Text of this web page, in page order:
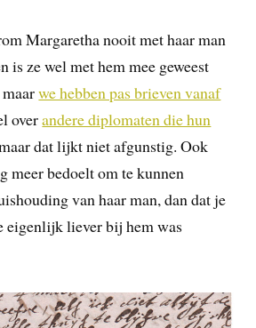
Margaretha nooit met haar man
is ze wel met hem mee geweest
maarwe hebben pas brieven vanaf
overandere diplomaten die hun
dat lijkt niet afgunstig. Ook
meer bedoelt om te kunnen
van haar man, dan dat je
eigenlijk liever bij hem was